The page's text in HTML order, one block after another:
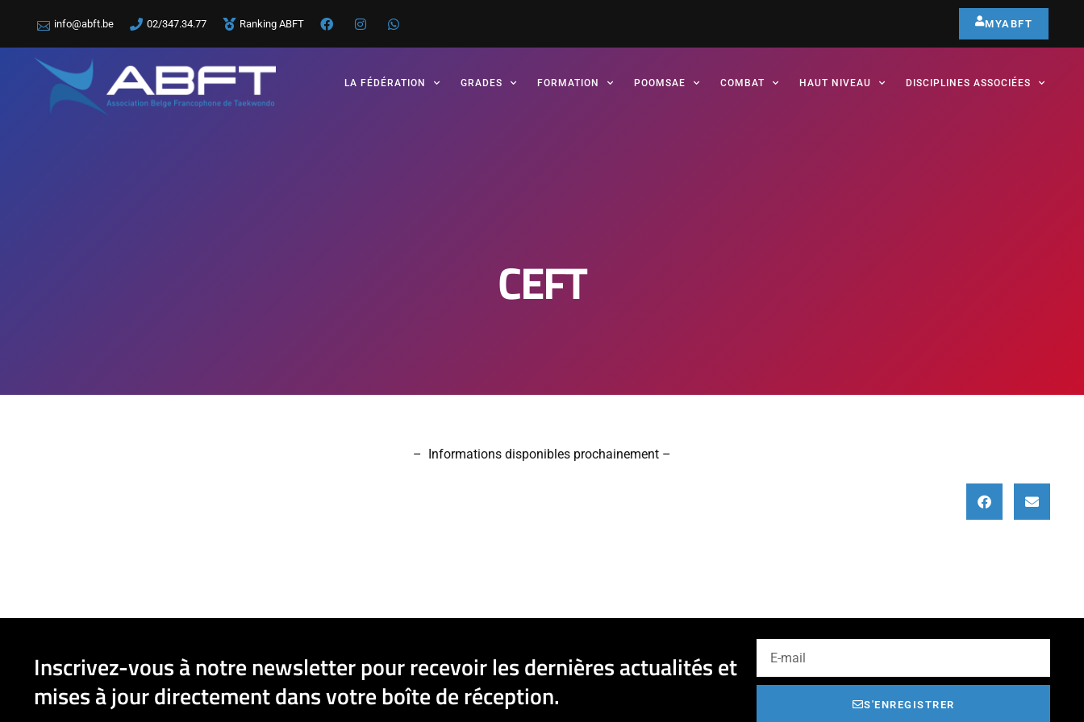
info@abft.be 02/347.34.77 Ranking ABFT MYABFT
LA FÉDÉRATION GRADES FORMATION POOMSAE COMBAT HAUT NIVEAU DISCIPLINES ASSOCIÉES
CEFT
– Informations disponibles prochainement –
Inscrivez-vous à notre newsletter pour recevoir les dernières actualités et
mises à jour directement dans votre boîte de réception.
S'ENREGISTRER